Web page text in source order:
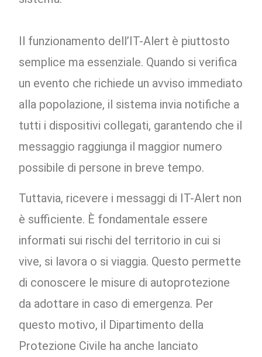
Il funzionamento dell’IT-Alert è piuttosto
semplice ma essenziale. Quando si verifica
un evento che richiede un avviso immediato
alla popolazione, il sistema invia notifiche a
tutti i dispositivi collegati, garantendo che il
messaggio raggiunga il maggior numero
possibile di persone in breve tempo.
Tuttavia, ricevere i messaggi di IT-Alert non
è sufficiente. È fondamentale essere
informati sui rischi del territorio in cui si
vive, si lavora o si viaggia. Questo permette
di conoscere le misure di autoprotezione
da adottare in caso di emergenza. Per
questo motivo, il Dipartimento della
Protezione Civile ha anche lanciato